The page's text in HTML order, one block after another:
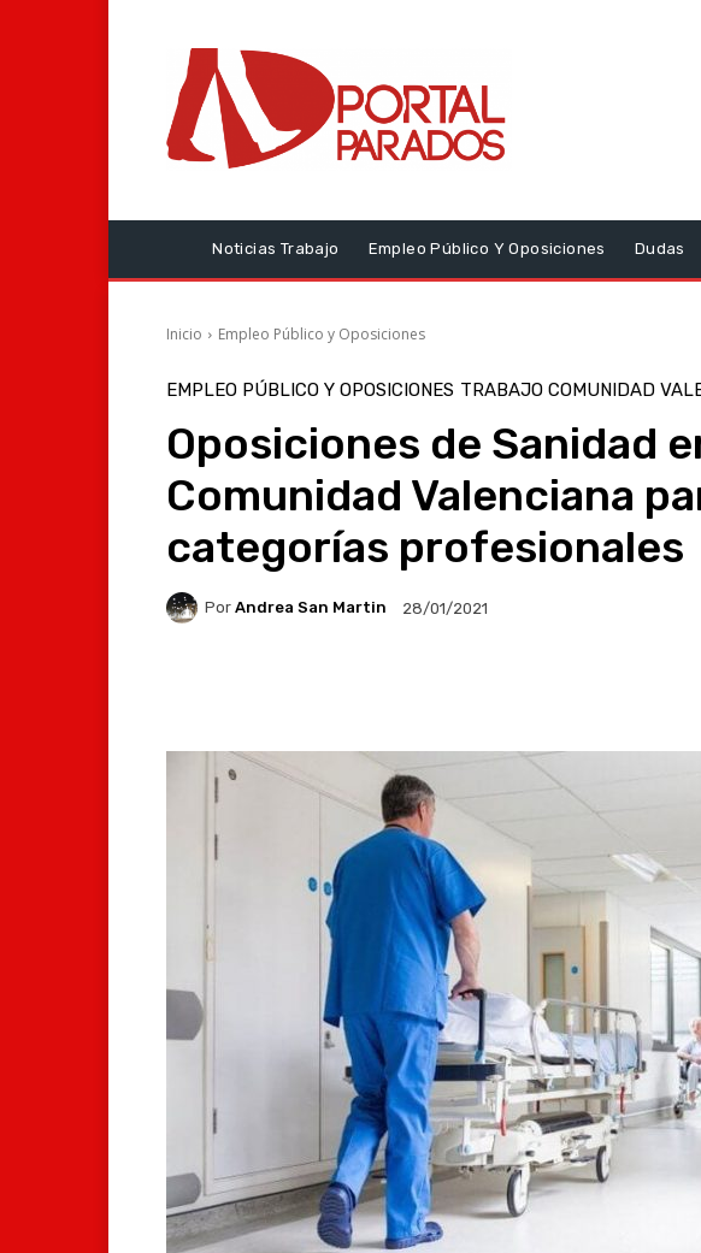
Noticias Trabajo Empleo Público Y Oposiciones Dudas
Inicio Empleo Público y Oposiciones
EMPLEO PÚBLICO Y OPOSICIONES TRABAJO COMUNIDAD
Oposiciones de Sanidad
Comunidad Valenciana
categorías profesionales
Por Andrea San Martin 28/01/2021